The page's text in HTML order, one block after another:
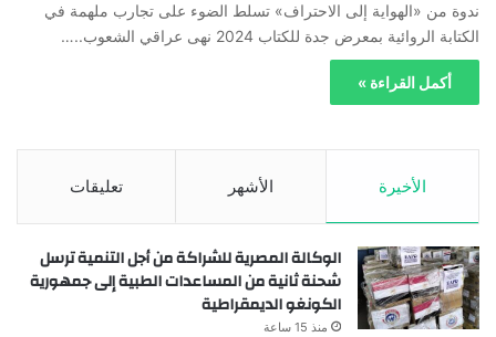
ندوة من «الهواية إلى الاحتراف» تسلط الضوء على تجارب ملهمة في
الكتابة الروائية بمعرض جدة للكتاب 2024 نهى عراقي الشعوب..…
أكمل القراءة »
الأخيرة الأشهر تعليقات
الوكالة المصرية للشراكة من أجل التنمية ترسل
شحنة ثانية من المساعدات الطبية إلى جمهورية
الكونغو الديمقراطية
منذ 15 ساعة